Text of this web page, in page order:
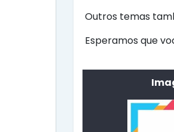
Outros temas
Esperamos que